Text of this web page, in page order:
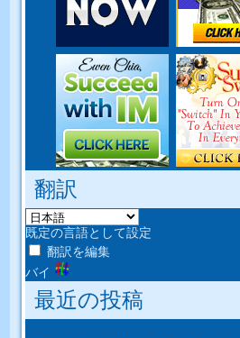
翻訳
既定の言語として設定
翻訳を編集
バイ
最近の投稿